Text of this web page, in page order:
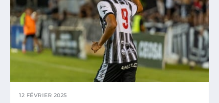
12 FÉVRIER 2025